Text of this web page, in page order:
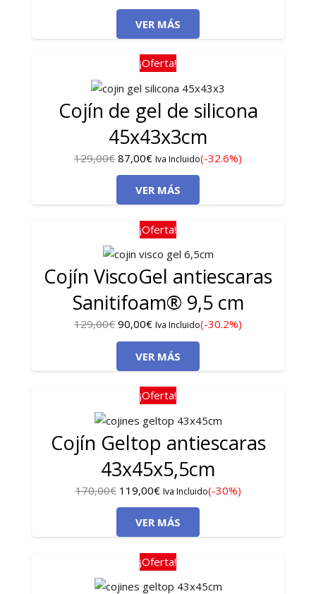
precio
original
era:
120,00€.
precio
actual
es:
85,00€.
VER MÁS
¡Oferta!
Cojín de gel de silicona
45x43x3cm
129,00€ El
precio
original
era:
129,00€.
87,00€El
precio
actual
es:
87,00€.
Iva Incluido(-32.6%)
VER MÁS
¡Oferta!
Cojín ViscoGel antiescaras
Sanitifoam® 9,5 cm
129,00€ El
precio
original
era:
129,00€.
90,00€El
precio
actual
es:
90,00€.
Iva Incluido(-30.2%)
VER MÁS
¡Oferta!
Cojín Geltop antiescaras
43x45x5,5cm
170,00€ El
precio
original
era:
170,00€.
119,00€El
precio
actual
es:
119,00€.
Iva Incluido(-30%)
VER MÁS
¡Oferta!